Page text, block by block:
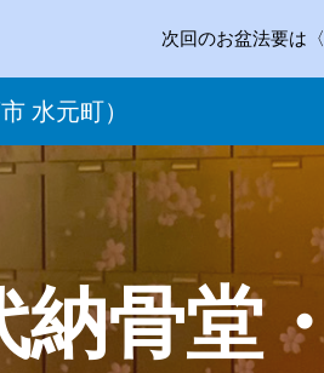
Skip to main content
次回のお盆法要は
水元町）
納骨堂